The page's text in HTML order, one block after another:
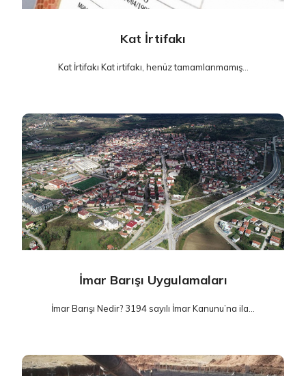
Kat İrtifakı
Kat İrtifakı Kat irtifakı, henüz tamamlanmamış...
İmar Barışı Uygulamaları
İmar Barışı Nedir? 3194 sayılı İmar Kanunu’na ila...